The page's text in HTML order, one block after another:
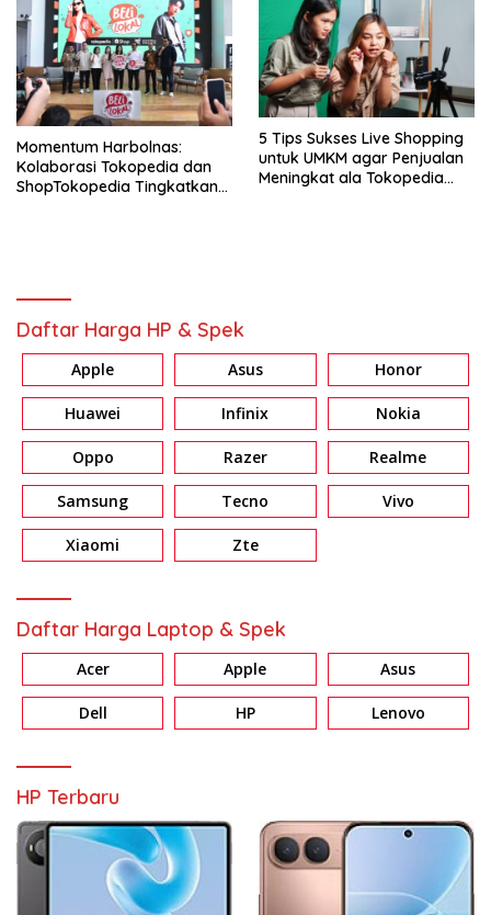
Momentum Harbolnas:
Kolaborasi Tokopedia dan
ShopTokopedia Tingkatkan
5 Tips Sukses Live Shopping
untuk UMKM agar Penjualan
Meningkat ala Tokopedia
Daftar Harga HP & Spek
Apple Asus Honor
Huawei Infinix Nokia
Oppo Razer Realme
Samsung Tecno Vivo
Xiaomi Zte
Daftar Harga Laptop & Spek
Acer Apple Asus
Dell HP Lenovo
HP Terbaru